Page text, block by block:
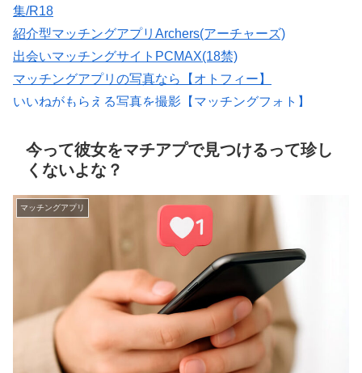
集/R18
紹介型マッチングアプリArchers(アーチャーズ)
出会いマッチングサイトPCMAX(18禁)
マッチングアプリの写真なら【オトフィー】
いいねがもらえる写真を撮影【マッチングフォト】
会員数は国内最大級の180万人を突破！【paters】
今って彼女をマチアプで見つけるって珍し
くないよな？
マッチングアプリ